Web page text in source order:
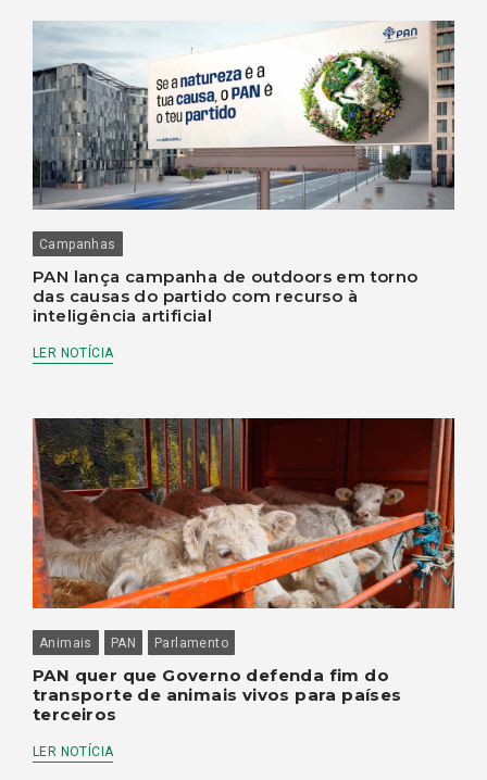
Campanhas
PAN lança campanha de outdoors em torno
das causas do partido com recurso à
inteligência artificial
LER NOTÍCIA
Animais PAN Parlamento
PAN quer que Governo defenda fim do
transporte de animais vivos para países
terceiros
LER NOTÍCIA